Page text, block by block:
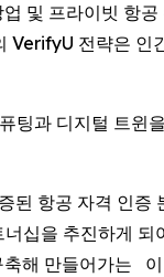
프라이빗 항공
전략은
과 디지털 트윈
항공 자격 인증
을 추진하게 되
만들어가는